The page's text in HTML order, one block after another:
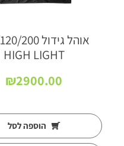
אוהל גידול
HIGH LIGHT
₪2900.00
הוספה לסל